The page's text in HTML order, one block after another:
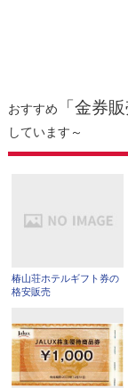
おすすめ 「金券
しています～
椿山荘ホテルギフト券の
格安販売